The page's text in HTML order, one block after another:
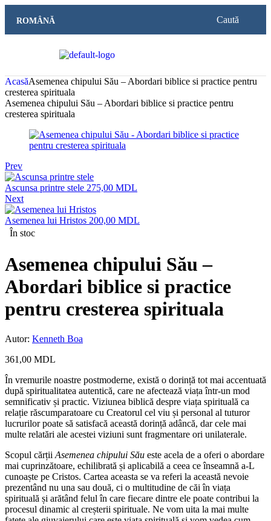
ROMÂNĂ Caută
AcasăAsemenea chipului Său – Abordari biblice si practice pentru
cresterea spirituala
Asemenea chipului Său – Abordari biblice si practice pentru
cresterea spirituala
Prev
Ascunsa printre stele 275,00 MDL
Next
Asemenea lui Hristos 200,00 MDL
În stoc
Asemenea chipului Său –
Abordari biblice si practice
pentru cresterea spirituala
Autor: Kenneth Boa
361,00 MDL
În vremurile noastre postmoderne, există o dorință tot mai accentuată
după spiritualitatea autentică, care ne afectează viața într-un mod
semnificativ și practic. Viziunea biblică despre viața spirituală ca
relație răscumparatoare cu Creatorul cel viu și personal al tuturor
lucrurilor poate să satisfacă această dorință adâncă, dar cele mai
multe relatări ale acestei viziuni sunt fragmentare ori unilaterale.
Scopul cărții Asemenea chipului Său este acela de a oferi o abordare
mai cuprinzătoare, echilibrată și aplicabilă a ceea ce înseamnă a-L
cunoaște pe Cristos. Cartea aceasta se va referi la această nevoie
prezentând nu una sau două, ci o multitudine de căi în viața
spirituală și arătând felul în care fiecare dintre ele poate contribui la
procesul dinamic al creșterii spirituale. Ne vom uita la mai multe